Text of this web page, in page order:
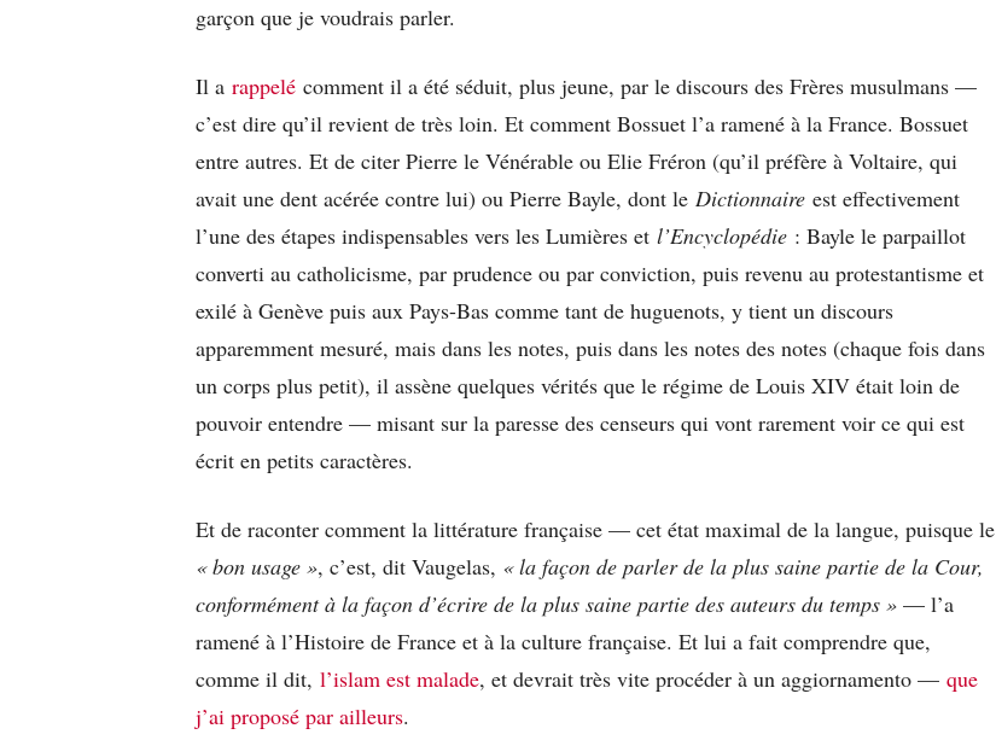
garçon que je voudrais parler.
Il a rappelé comment il a été séduit, plus jeune, par le discours des Frères musulmans —
c’est dire qu’il revient de très loin. Et comment Bossuet l’a ramené à la France. Bossuet
entre autres. Et de citer Pierre le Vénérable ou Elie Fréron (qu’il préfère à Voltaire, qui
avait une dent acérée contre lui) ou Pierre Bayle, dont le Dictionnaire est effectivement
l’une des étapes indispensables vers les Lumières et l’Encyclopédie : Bayle le parpaillot
converti au catholicisme, par prudence ou par conviction, puis revenu au protestantisme et
exilé à Genève puis aux Pays-Bas comme tant de huguenots, y tient un discours
apparemment mesuré, mais dans les notes, puis dans les notes des notes (chaque fois dans
un corps plus petit), il assène quelques vérités que le régime de Louis XIV était loin de
pouvoir entendre — misant sur la paresse des censeurs qui vont rarement voir ce qui est
écrit en petits caractères.
Et de raconter comment la littérature française — cet état maximal de la langue, puisque le
« bon usage », c’est, dit Vaugelas, « la façon de parler de la plus saine partie de la Cour,
conformément à la façon d’écrire de la plus saine partie des auteurs du temps » — l’a
ramené à l’Histoire de France et à la culture française. Et lui a fait comprendre que,
comme il dit, l’islam est malade, et devrait très vite procéder à un aggiornamento — que
j’ai proposé par ailleurs.